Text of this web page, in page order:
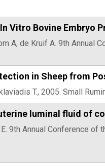
Vitro Bovine Embryo
A, de Kruif A. 9th
in Sheep from
T., 2005. Small
luminal fluid of
9th Annual Conference